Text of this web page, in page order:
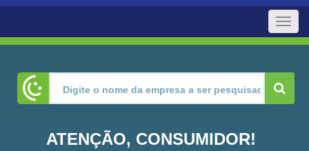
Toggle
ATENÇÃO, CONSUMIDOR!